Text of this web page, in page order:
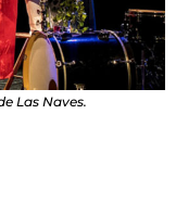
Las Naves.